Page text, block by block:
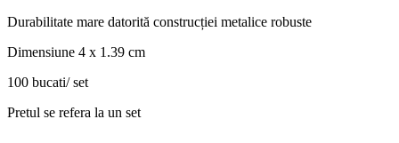
Durabilitate mare datorită construcției metalice robuste
Dimensiune 4 x 1.39 cm
100 bucati/ set
Pretul se refera la un set